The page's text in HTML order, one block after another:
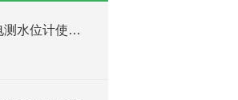
XP85系列便携式电测水位计使用说明书